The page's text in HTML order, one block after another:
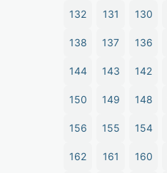
130
131
132
136
137
138
142
143
144
148
149
150
154
155
156
160
161
162